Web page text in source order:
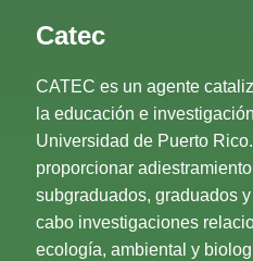
Catec
CATEC es un agente
la educación e
Universidad de Puerto
proporcionar
subgraduados, graduados
cabo investigaciones
ecología, ambiental y